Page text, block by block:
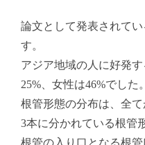
論文として発表されて
す。
アジア地域の人に好発
25%、女性は46%でした。
根管形態の分布は、全
3本に分かれている根管
根管の入り口となる根